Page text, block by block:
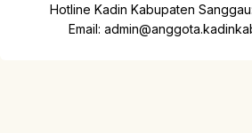
Hotline Kadin Kabupaten Sanggau:
Email: